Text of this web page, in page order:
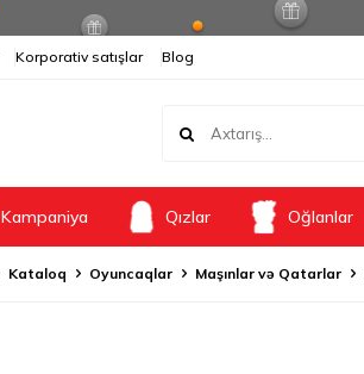
Korporativ satışlar Blog
Kampaniya Qızlar Oğlanlar
Kataloq Oyuncaqlar Maşınlar və Qatarlar